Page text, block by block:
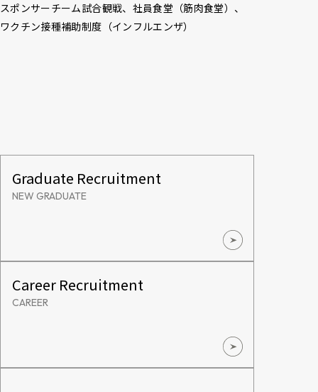
スポンサーチーム試合観戦、社員食堂（筋肉食堂）、
ワクチン接種補助制度（インフルエンザ）
Graduate Recruitment
NEW GRADUATE
Career Recruitment
CAREER